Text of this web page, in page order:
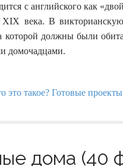
с английского как
века. В викторианскую
должны были
домочадцами.
дома (40